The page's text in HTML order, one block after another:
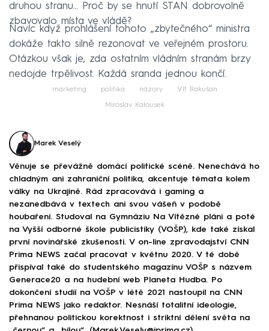
druhou stranu... Proč by se hnutí STAN dobrovolně
zbavovalo místa ve vládě?
Navíc když prohlášení tohoto „zbytečného“ ministra
dokáže takto silně rezonovat ve veřejném prostoru.
Otázkou však je, zda ostatním vládním stranám brzy
nedojde trpělivost. Každá sranda jednou končí.
marketing politika názory Vít Rakušan
Miroslav Kalousek
Marek Veselý
Věnuje se převážně domácí politické scéně. Nenechává ho
chladným ani zahraniční politika, akcentuje témata kolem
války na Ukrajině. Rád zpracovává i gaming a
nezanedbává v textech ani svou vášeň v podobě
houbaření. Studoval na Gymnáziu Na Vítězné pláni a poté
na Vyšší odborné škole publicistiky (VOŠP), kde také získal
první novinářské zkušenosti. V on-line zpravodajství CNN
Prima NEWS začal pracovat v květnu 2020. V té době
přispíval také do studentského magazínu VOŠP s názvem
Generace20 a na hudební web Planeta Hudba. Po
dokončení studií na VOŠP v létě 2021 nastoupil na CNN
Prima NEWS jako redaktor. Nesnáší totalitní ideologie,
přehnanou politickou korektnost i striktní dělení světa na